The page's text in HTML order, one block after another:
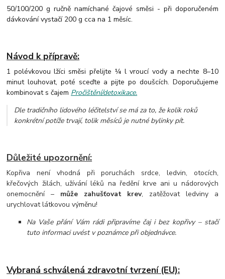
50/100/200 g ručně namíchané čajové směsi - při doporučeném
dávkování vystačí 200 g cca na 1 měsíc.
Návod k přípravě:
1 polévkovou lžíci směsi přelijte ¼ l vroucí vody a nechte 8–10
minut louhovat, poté sceďte a pijte po doušcích. Doporučujeme
kombinovat s čajem Pročištění/detoxikace.
Dle tradičního lidového léčitelství se má za to, že kolik roků
konkrétní potíže trvají, tolik měsíců je nutné bylinky pít.
Důležité upozornění:
Kopřiva není vhodná při poruchách srdce, ledvin, otocích,
křečových žilách, užívání léků na ředění krve ani u nádorových
onemocnění – může zahušťovat krev, zatěžovat ledviny a
urychlovat látkovou výměnu!
Na Vaše přání Vám rádi připravíme čaj i bez kopřivy – stačí
tuto informaci uvést v poznámce při objednávce.
Vybraná schválená zdravotní tvrzení (EU):